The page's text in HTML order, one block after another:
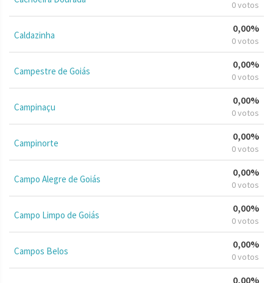
0 votos
Caldazinha
0,00%
0 votos
Campestre de Goiás
0,00%
0 votos
Campinaçu
0,00%
0 votos
Campinorte
0,00%
0 votos
Campo Alegre de Goiás
0,00%
0 votos
Campo Limpo de Goiás
0,00%
0 votos
Campos Belos
0,00%
0 votos
0,00%